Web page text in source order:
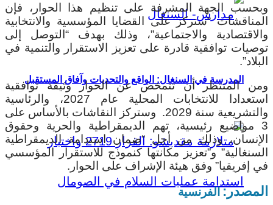
المدرسة في السنغال: الواقع والتحديات وآفاق المستقبل
وبحسب الجهة المشرفة على تنظيم هذا الحوار، فإن
المناقشات “ستركز على القضايا المؤسسية والانتخابية
والاقتصادية والاجتماعية”، وذلك بهدف “التوصل إلى
توصيات توافقية قادرة على تعزيز الاستقرار والتنمية في
البلاد”.
ومن المنتظر أن تتمخض عن الحوار وثيقة توافقية
استعدادا للانتخابات المحلية عام 2027، والرئاسية
والتشريعية سنة 2029.
وستركز النقاشات بالأساس على
3 مواضيع رئيسية، تهم الديمقراطية والحرية وحقوق
الإنسان، وذلك من أجل “ضمان استدامة الديمقراطية
السنغالية” و”تعزيز مكانتها كنموذج للاستقرار المؤسسي
في إفريقيا” وفق هيئة الإشراف على الحوار.
المصدر: الفرنسية